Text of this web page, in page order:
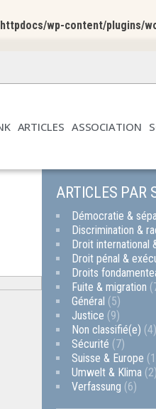
wp-content/plugins/
ARTICLES ASSOCIATION
ARTICLES PAR
Démocratie &
Discrimination &
Droit international
Droit pénal &
Droits
Fuite & migration
Général (5)
Justice (9)
Non classifié(e) (4)
Sécurité (7)
Suisse & Europe
Umwelt & Klima (2)
Verfassung (6)